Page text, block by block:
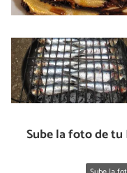
Sube la foto de tu